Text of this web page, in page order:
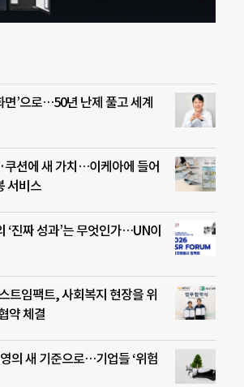
면’으로…50년 난제 풀고 세계
쿠션에 새 가치…이케아에 들어
서비스
‘진짜 성과’는 무엇인가…UN이
트임팩트, 사회복지 현장을 위
약 체결
의 새 기준으로…기업들 ‘위험